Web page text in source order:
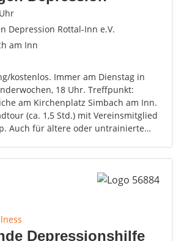
Depression Rottal-Inn e.V.
am Inn
kostenlos. Immer am Dienstag in
18 Uhr. Treffpunkt:
am Kirchenplatz Simbach am Inn.
(ca. 1,5 Std.) mit Vereinsmitglied
Auch für ältere oder untrainierte…
Depressionshilfe